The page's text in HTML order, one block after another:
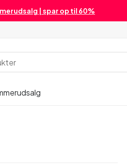
| spar op til 60%